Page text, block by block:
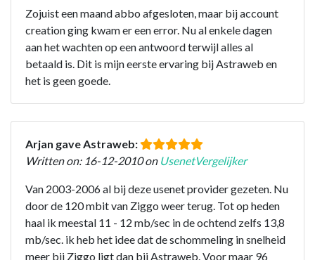
Zojuist een maand abbo afgesloten, maar bij account
creation ging kwam er een error. Nu al enkele dagen
aan het wachten op een antwoord terwijl alles al
betaald is. Dit is mijn eerste ervaring bij Astraweb en
het is geen goede.
Arjan gave Astraweb:
Written on: 16-12-2010 on UsenetVergelijker
Van 2003-2006 al bij deze usenet provider gezeten. Nu
door de 120 mbit van Ziggo weer terug. Tot op heden
haal ik meestal 11 - 12 mb/sec in de ochtend zelfs 13,8
mb/sec. ik heb het idee dat de schommeling in snelheid
meer bij Ziggo ligt dan bij Astraweb. Voor maar 96